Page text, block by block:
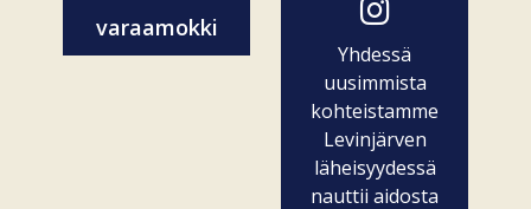
varaamokki
Yhdessä
uusimmista
kohteistamme
Levinjärven
läheisyydessä
nauttii aidosta